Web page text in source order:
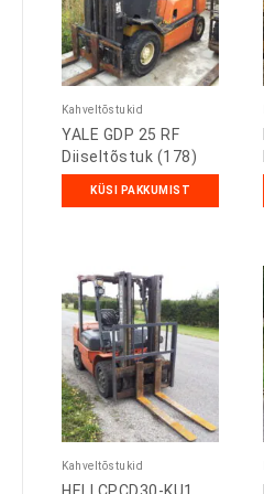
Kahveltõstukid
YALE GDP 25 RF
Diiseltõstuk (178)
KÜSI PAKKUMIST
Kahveltõstukid